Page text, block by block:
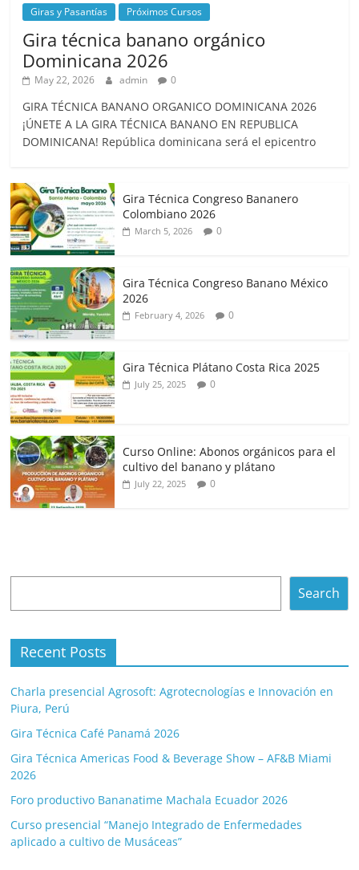
Giras y Pasantías Próximos Cursos
Gira técnica banano orgánico
Dominicana 2026
May 22, 2026 admin 0
GIRA TÉCNICA BANANO ORGANICO DOMINICANA 2026
¡ÚNETE A LA GIRA TÉCNICA BANANO EN REPUBLICA
DOMINICANA! República dominicana será el epicentro
Gira Técnica Congreso Bananero
Colombiano 2026
March 5, 2026 0
Gira Técnica Congreso Banano México
2026
February 4, 2026 0
Gira Técnica Plátano Costa Rica 2025
July 25, 2025 0
Curso Online: Abonos orgánicos para el
cultivo del banano y plátano
July 22, 2025 0
Search
Recent Posts
Charla presencial Agrosoft: Agrotecnologías e Innovación en
Piura, Perú
Gira Técnica Café Panamá 2026
Gira Técnica Americas Food & Beverage Show – AF&B Miami
2026
Foro productivo Bananatime Machala Ecuador 2026
Curso presencial “Manejo Integrado de Enfermedades
aplicado a cultivo de Musáceas”